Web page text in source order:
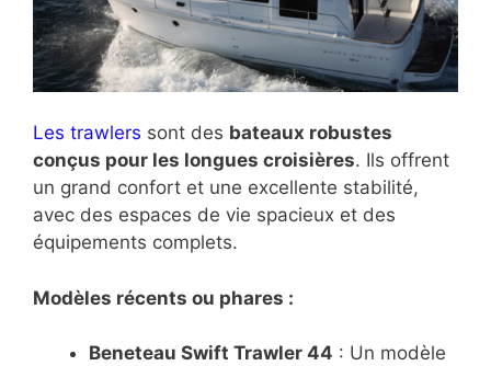
Les trawlers sont des bateaux robustes
conçus pour les longues croisières. Ils offrent
un grand confort et une excellente stabilité,
avec des espaces de vie spacieux et des
équipements complets.
Modèles récents ou phares :
Beneteau Swift Trawler 44 : Un modèle